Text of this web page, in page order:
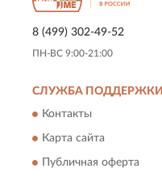
8 (499) 302-49-52
ПН-ВС 9:00-21:00
СЛУЖБА ПОДДЕРЖКИ
Контакты
Карта сайта
Публичная оферта